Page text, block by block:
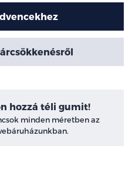
hozzá téli gumit!
minden méretben az